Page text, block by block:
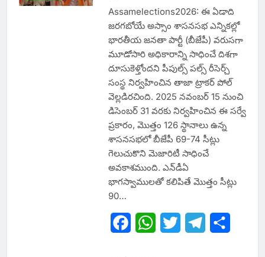
Assamelections2026: ఈ ఏడాది
జరగబోయే అస్సాం శాసనసభ ఎన్నికల్లో
భారతీయ జనతా పార్టీ (బీజేపీ) వరుసగా
మూడోసారి అధికారాన్ని సాధించే దిశగా
దూసుకెళ్తోందని పీపుల్స్‌ పల్స్‌ రీసెర్చ్‌
సంస్థ నిర్వహించిన తాజా ట్రాకర్‌ పోల్‌
వెల్లడిరచింది. 2025 నవంబర్‌ 15 నుంచి
డిసెంబర్‌ 31 వరకు నిర్వహించిన ఈ సర్వే
ప్రకారం, మొత్తం 126 స్థానాలు ఉన్న
శాసనసభలో బీజేపీ 69-74 సీట్లు
గెలుచుకొని మెజారిటీ సాధించే
అవకాశముంది. ఎన్‌డీఏ
భాగస్వాములతో కలిపితే మొత్తం సీట్లు
90…
FacebookWhatsApp
Twitter Telegram